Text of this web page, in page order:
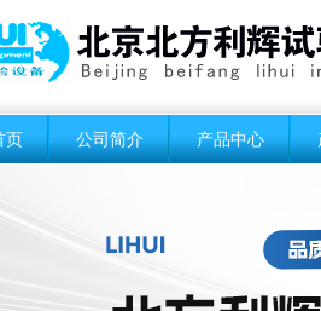
页 公司简介 产品中心